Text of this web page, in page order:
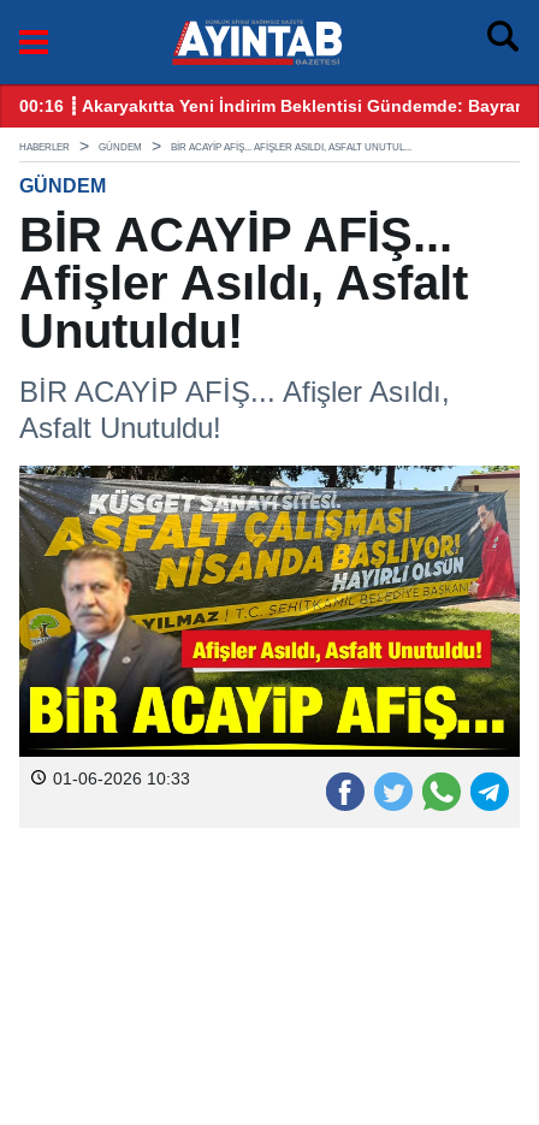
Öncesi Gözler Benzin ve Motorinde
12:25 ┋ CHP Gaziantep Karıştı: Ankara’dan Gelen Kulis
HABERLER GÜNDEM BİR ACAYİP AFİŞ... AFIŞLER ASILDI, ASFALT UNUTUL...
GÜNDEM
BİR ACAYİP AFİŞ...
Afişler Asıldı, Asfalt
Unutuldu!
BİR ACAYİP AFİŞ... Afişler Asıldı,
Asfalt Unutuldu!
01-06-2026 10:33